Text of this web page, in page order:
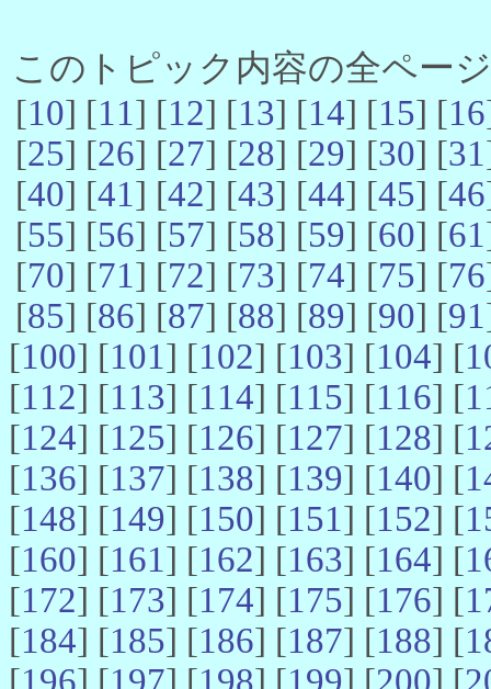
このトピック内容の全ペー
[10] [11] [12] [13] [14] [15] [16
[25] [26] [27] [28] [29] [30] [31
[40] [41] [42] [43] [44] [45] [46
[55] [56] [57] [58] [59] [60] [61
[70] [71] [72] [73] [74] [75] [76
[85] [86] [87] [88] [89] [90] [91
[100] [101] [102] [103] [104] [
[112] [113] [114] [115] [116] [
[124] [125] [126] [127] [128] [
[136] [137] [138] [139] [140] [
[148] [149] [150] [151] [152] [
[160] [161] [162] [163] [164] [
[172] [173] [174] [175] [176] [
[184] [185] [186] [187] [188] [